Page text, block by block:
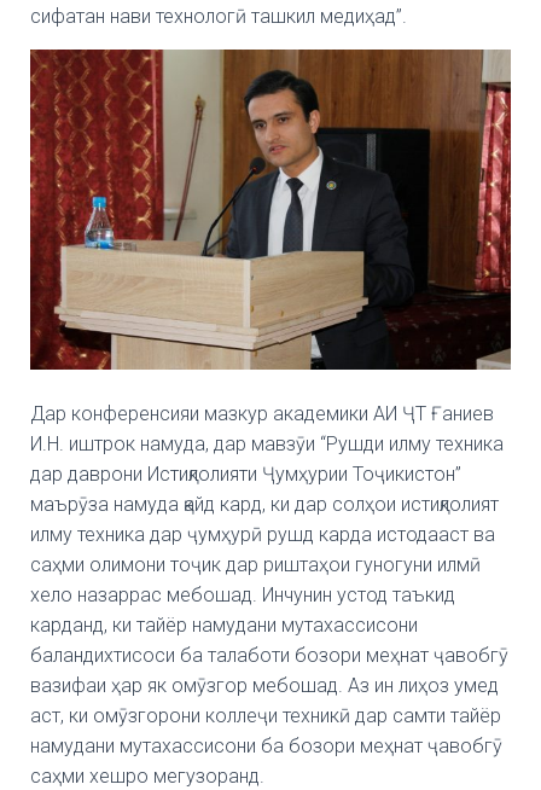
сифатан нави технологӣ ташкил медиҳад”.
Дар конференсияи мазкур академики АИ ҶТ Ғаниев
И.Н. иштрок намуда, дар мавзӯи “Рушди илму техника
дар даврони Истиқлолияти Ҷумҳурии Тоҷикистон”
маърӯза намуда қайд кард, ки дар солҳои истиқлолият
илму техника дар ҷумҳурӣ рушд карда истодааст ва
саҳми олимони тоҷик дар риштаҳои гуногуни илмӣ
хело назаррас мебошад. Инчунин устод таъкид
карданд, ки тайёр намудани мутахассисони
баландихтисоси ба талаботи бозори меҳнат ҷавобгӯ
вазифаи ҳар як омӯзгор мебошад. Аз ин лиҳоз умед
аст, ки омӯзгорони коллеҷи техникӣ дар самти тайёр
намудани мутахассисони ба бозори меҳнат ҷавобгӯ
саҳми хешро мегузоранд.